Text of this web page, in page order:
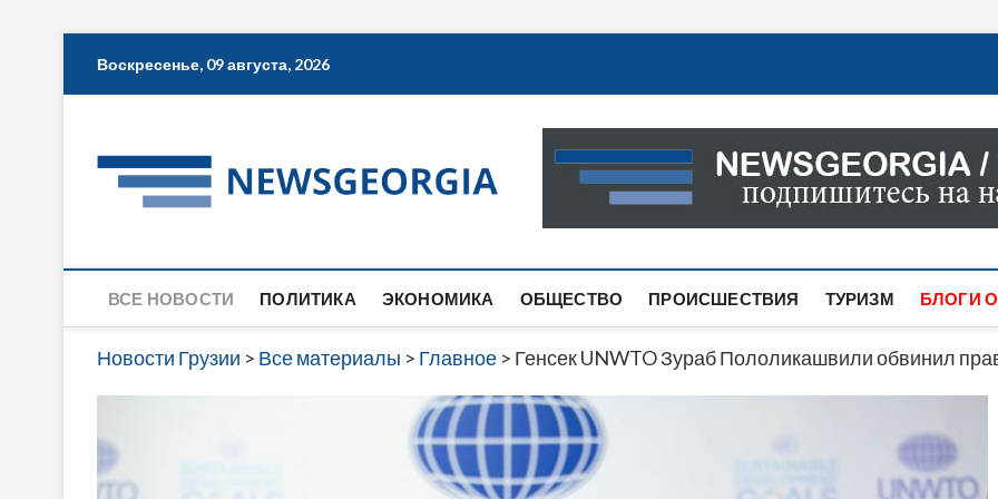
Воскресенье, 09 августа, 2026
Новости Грузии
САМАЯ АКТУАЛЬНАЯ ИНФОРМАЦИЯ О СОБЫТИЯХ
САЙТЕ ВЫ НАЙДЕТЕ НОВОСТИ ПОЛИТИКИ,
ВСЕ НОВОСТИ ПОЛИТИКА ЭКОНОМИКА ОБЩЕСТВО ПРОИСШЕСТВИЯ ТУРИЗМ БЛОГИ
Новости Грузии > Все материалы > Главное > Генсек UNWTO Зураб Пололикашвили обвинил